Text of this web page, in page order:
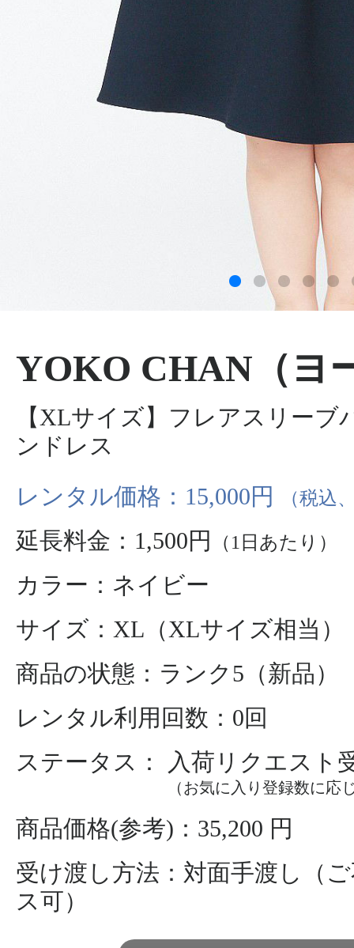
YOKO CHAN（ヨ
【XLサイズ】フレアスリーブ
ンドレス
レンタル価格：15,000円
（税込
延長料金：1,500円 （1日あたり）
カラー：ネイビー
サイズ：XL（XLサイズ相当）
商品の状態：ランク5（新品）
レンタル利用回数：0回
ステータス： 入荷リクエスト
（お気に入り登録数に応
商品価格(参考)：35,200 円
受け渡し方法：対面手渡し（
ス可）